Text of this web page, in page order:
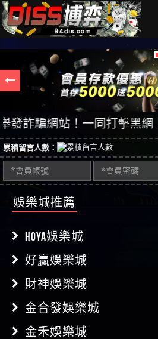
網站！一同打擊黑網！如
累積留言人數：
娛樂城推薦
HOYA娛樂城
好贏娛樂城
財神娛樂城
金合發娛樂城
金禾娛樂城